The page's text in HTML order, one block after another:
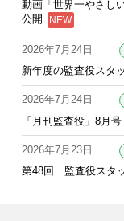
動画「世界一やさし
公開
2026年7月24日
新年度の監査役スタ
2026年7月24日
「月刊監査役」8月
2026年7月23日
第48回 監査役スタ